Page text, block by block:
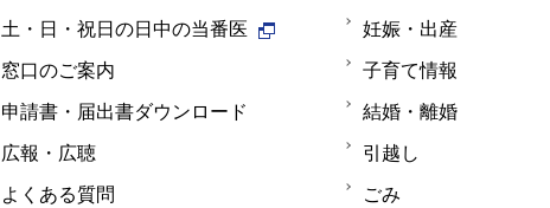
土・日・祝日の日中の当番医
窓口のご案内
申請書・届出書ダウンロード
広報・広聴
よくある質問
妊娠・出産
子育て情報
結婚・離婚
引越し
ごみ